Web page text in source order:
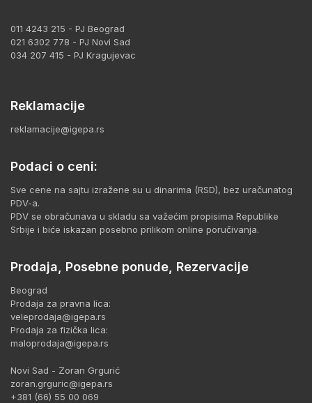
011 4243 215 - PJ Beograd
021 6302 778 - PJ Novi Sad
034 207 415 - PJ Kragujevac
Reklamacije
reklamacije@igepa.rs
Podaci o ceni:
Sve cene na sajtu izražene su u dinarima (RSD), bez uračunatog
PDV-a.
PDV se obračunava u skladu sa važećim propisima Republike
Srbije i biće iskazan posebno prilikom online poručivanja.
Prodaja, Posebne ponude, Rezervacije
Beograd
Prodaja za pravna lica:
veleprodaja@igepa.rs
Prodaja za fizička lica:
maloprodaja@igepa.rs
Novi Sad - Zoran Grgurić
zoran.grguric@igepa.rs
+381 (66) 55 00 069